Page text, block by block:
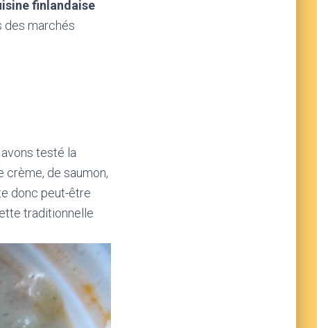
finlandaise
des marchés
testé la
crème, de saumon,
donc peut-être
traditionnelle